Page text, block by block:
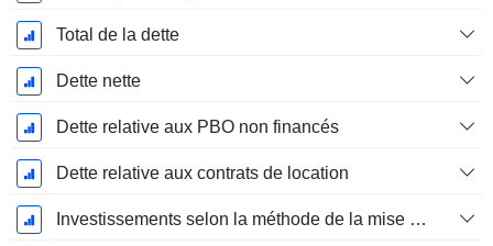
Total de la dette
Dette nette
Dette relative aux PBO non financés
Dette relative aux contrats de location
Investissements selon la méthode de la mise en équivalence, total